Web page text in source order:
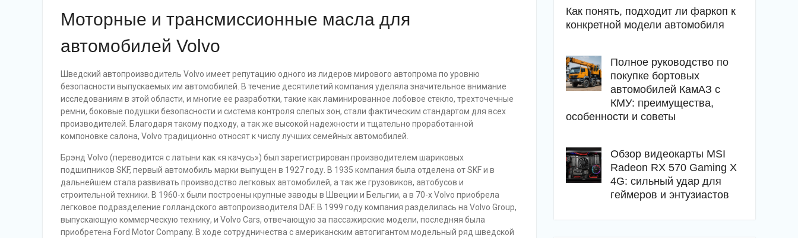
Моторные и трансмиссионные масла для
автомобилей Volvo
Шведский автопроизводитель Volvo имеет репутацию одного из лидеров мирового автопрома по уровню
безопасности выпускаемых им автомобилей. В течение десятилетий компания уделяла значительное внимание
исследованиям в этой области, и многие ее разработки, такие как ламинированное лобовое стекло, трехточечные
ремни, боковые подушки безопасности и система контроля слепых зон, стали фактическим стандартом для всех
производителей. Благодаря такому подходу, а так же высокой надежности и тщательно проработанной
компоновке салона, Volvo традиционно относят к числу лучших семейных автомобилей.
Брэнд Volvo (переводится с латыни как «я качусь») был зарегистрирован производителем шариковых
подшипников SKF, первый автомобиль марки выпущен в 1927 году. В 1935 компания была отделена от SKF и в
дальнейшем стала развивать производство легковых автомобилей, а так же грузовиков, автобусов и
строительной техники. В 1960-х были построены крупные заводы в Швеции и Бельгии, а в 70-х Volvo приобрела
легковое подразделение голландского автопроизводителя DAF. В 1999 году компания разделилась на Volvo Group,
выпускающую коммерческую технику, и Volvo Cars, отвечающую за пассажирские модели, последняя была
приобретена Ford Motor Company. В ходе сотрудничества с американским автогигантом модельный ряд шведской
Как понять, подходит ли фаркоп к
конкретной модели автомобиля
Полное руководство по
покупке бортовых
автомобилей КамАЗ с
КМУ: преимущества,
особенности и советы
Обзор видеокарты MSI
Radeon RX 570 Gaming X
4G: сильный удар для
геймеров и энтузиастов